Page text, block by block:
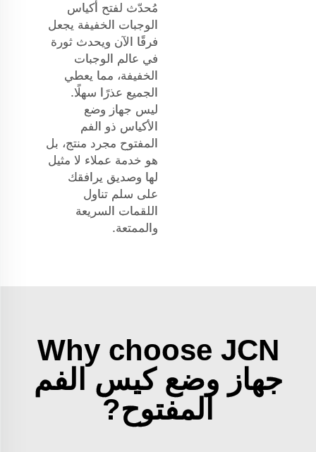
مُحدّث لفتح أكياس
الوجبات الخفيفة يجعل
فرقًا الآن ويحدث ثورة
في عالم الوجبات
الخفيفة، مما يعطي
الجميع عذرًا سهلًا.
ليس جهاز وضع
الأكياس ذو الفم
المفتوح مجرد منتج، بل
هو خدمة عملاء لا مثيل
لها وصديق يرافقك
على سلم تناول
اللقمات السريعة
والممتعة.
Why choose JCN
جهاز وضع كيس الفم
المفتوح?